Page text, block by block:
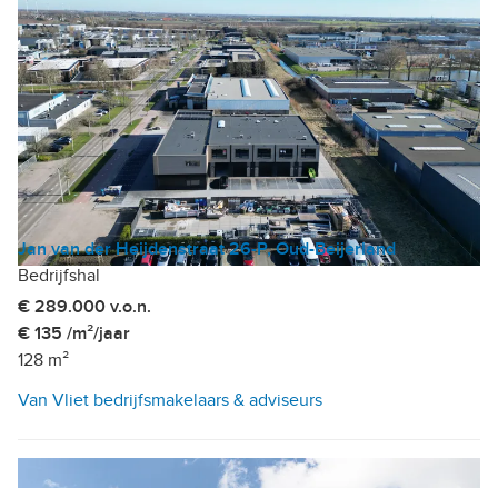
Jan van der Heijdenstraat 26-P, Oud-Beijerland
Bedrijfshal
€ 289.000 v.o.n.
€ 135 /m²/jaar
128 m²
Van Vliet bedrijfsmakelaars & adviseurs